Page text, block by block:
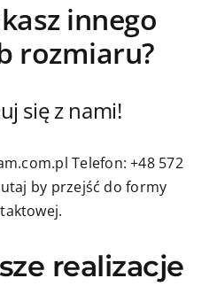
innego
rozmiaru?
się z nami!
Telefon: +48 572
by przejść do formy
realizacje